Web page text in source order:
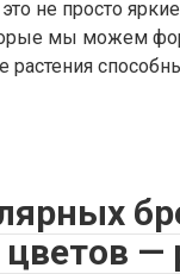
не просто
мы можем
растения
—